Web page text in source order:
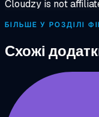
Cloudzy is not
БІЛЬШЕ У РОЗДІЛІ
Схожі